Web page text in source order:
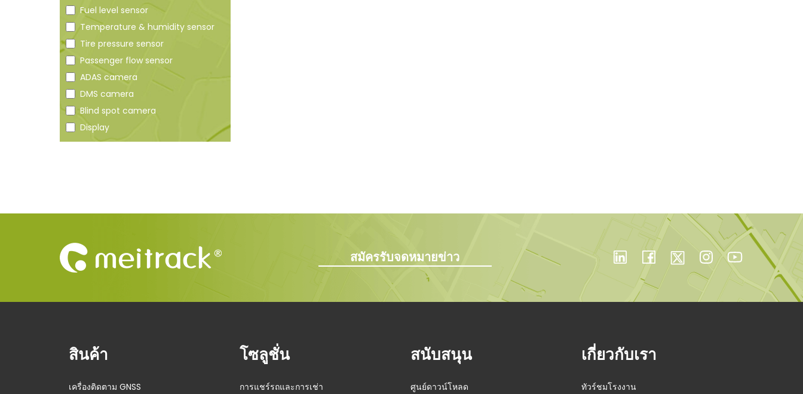
Fuel level sensor
Temperature & humidity sensor
Tire pressure sensor
Passenger flow sensor
ADAS camera
DMS camera
Blind spot camera
Display
สมัครรับจดหมายข่าว
สินค้า
เครื่องติดตาม GNSS
โซลูชั่น
การแชร์รถและการเช่า
สนับสนุน
ศูนย์ดาวน์โหลด
เกี่ยวกับเรา
ทัวร์ชมโรงงาน